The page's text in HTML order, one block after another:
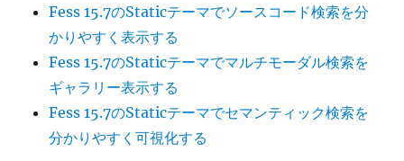
Fess 15.7のStaticテーマでソースコード検索を分
かりやすく表示する
Fess 15.7のStaticテーマでマルチモーダル検索を
ギャラリー表示する
Fess 15.7のStaticテーマでセマンティック検索を
分かりやすく可視化する